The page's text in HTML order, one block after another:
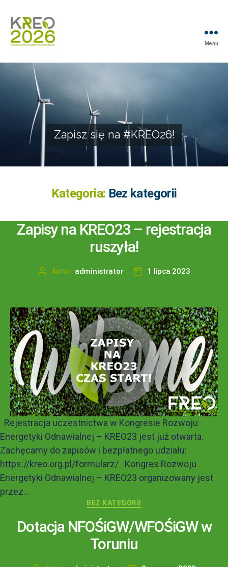
Menu
Zapisz się na #KREO26!
Kategoria: Bez kategorii
Zapisy na KREO23 – rejestracja
ruszyła!
Autor: administrator 1 lipca 2023
Rejestracja uczestnictwa w Kongresie Rozwoju
Energetyki Odnawialnej – KREO23 jest już otwarta.
Zachęcamy do zapisów i bezpłatnego udziału:
https://kreo.org.pl/formularz/ Kongres Rozwoju
Energetyki Odnawialnej – KREO23 organizowany jest
przez...
BEZ KATEGORII
Dotacja NFOŚiGW/WFOŚiGW w
Toruniu